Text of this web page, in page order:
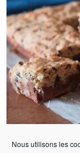
Nous utilisons les